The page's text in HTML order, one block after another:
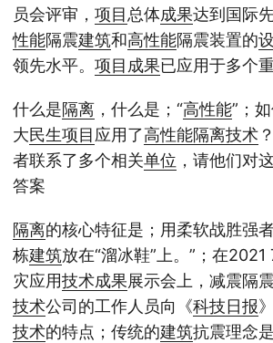
员会评审， 项目总体成果达到国际
性能隔震建筑和高性能隔震装置的
领先水平。 项目成果已应用于多个
什么是隔离 ，什么是；“高性能”；
大民生项目应用了高性能隔离技术
者联系了多个相关单位 ，请他们对
答案
隔离的核心特征是；用柔软战胜强者
栋建筑放在“溜冰鞋”上。”；在
灾应用技术成果展示会上，减震隔
技术公司的工作人员向《科技日报
技术的特点；传统的建筑抗震理念